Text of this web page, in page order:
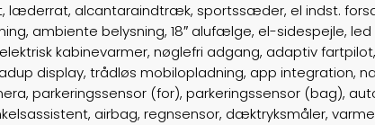
læderrat, alcantaraindtræk, sportssæder, el indst.
ambiente belysning, 18″ alufælge, el-sidespejle,
kabinevarmer, nøglefri adgang, adaptiv
display, trådløs mobilopladning, app integration,
parkeringssensor (for), parkeringssensor (bag),
airbag, regnsensor, dæktryksmåler,